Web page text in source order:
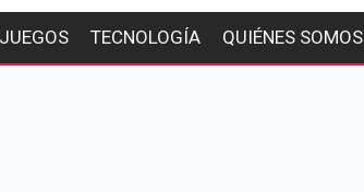
JUEGOS TECNOLOGÍA QUIÉNES SOMOS